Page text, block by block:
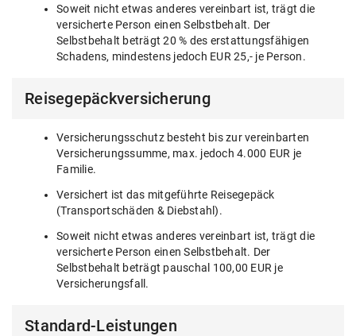
Soweit nicht etwas anderes vereinbart ist, trägt die
versicherte Person einen Selbstbehalt. Der
Selbstbehalt beträgt 20 % des erstattungsfähigen
Schadens, mindestens jedoch EUR 25,- je Person.
Reisegepäckversicherung
Versicherungsschutz besteht bis zur vereinbarten
Versicherungssumme, max. jedoch 4.000 EUR je
Familie.
Versichert ist das mitgeführte Reisegepäck
(Transportschäden & Diebstahl).
Soweit nicht etwas anderes vereinbart ist, trägt die
versicherte Person einen Selbstbehalt. Der
Selbstbehalt beträgt pauschal 100,00 EUR je
Versicherungsfall.
Standard-Leistungen